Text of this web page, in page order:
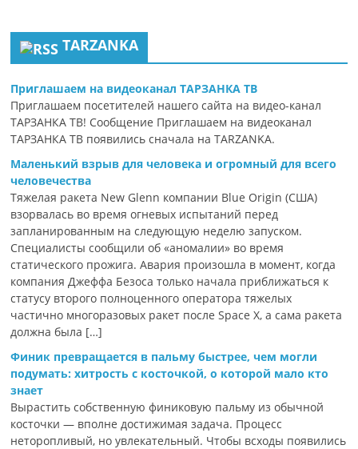
TARZANKA
Приглашаем на видеоканал ТАРЗАНКА ТВ
Приглашаем посетителей нашего сайта на видео-канал
ТАРЗАНКА ТВ! Сообщение Приглашаем на видеоканал
ТАРЗАНКА ТВ появились сначала на TARZANKA.
Маленький взрыв для человека и огромный для всего
человечества
Тяжелая ракета New Glenn компании Blue Origin (США)
взорвалась во время огневых испытаний перед
запланированным на следующую неделю запуском.
Специалисты сообщили об «аномалии» во время
статического прожига. Авария произошла в момент, когда
компания Джеффа Безоса только начала приближаться к
статусу второго полноценного оператора тяжелых
частично многоразовых ракет после Space X, а сама ракета
должна была […]
Финик превращается в пальму быстрее, чем могли
подумать: хитрость с косточкой, о которой мало кто
знает
Вырастить собственную финиковую пальму из обычной
косточки — вполне достижимая задача. Процесс
неторопливый, но увлекательный. Чтобы всходы появились